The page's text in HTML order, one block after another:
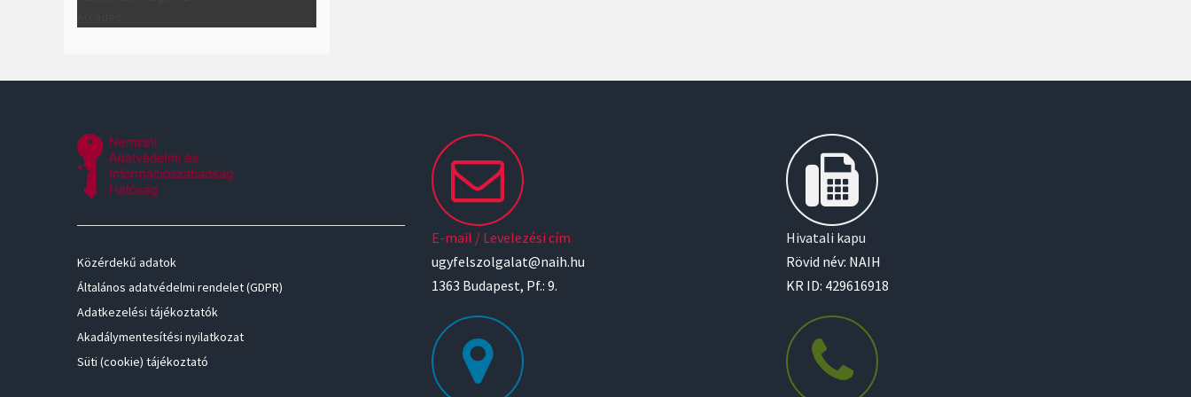
Közérdekű adatok
Általános adatvédelmi rendelet (GDPR)
Adatkezelési tájékoztatók
Akadálymentesítési nyilatkozat
Süti (cookie) tájékoztató
E-mail / Levelezési cím
ugyfelszolgalat@naih.hu
1363 Budapest, Pf.: 9.
Hivatali kapu
Rövid név: NAIH
KR ID: 429616918